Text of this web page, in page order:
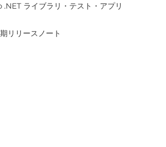
ライブラリ・テスト・アプリ
リリースノート